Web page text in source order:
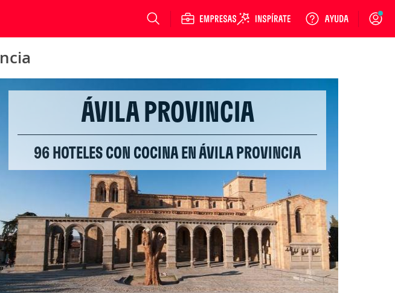
Login
ÁVILA PROVINCIA
96 HOTELES CON COCINA EN ÁVILA PROVINCIA